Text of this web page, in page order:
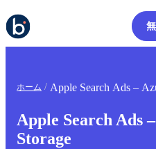
ホーム Apple Search Ads –
Apple Search Ads
Storage